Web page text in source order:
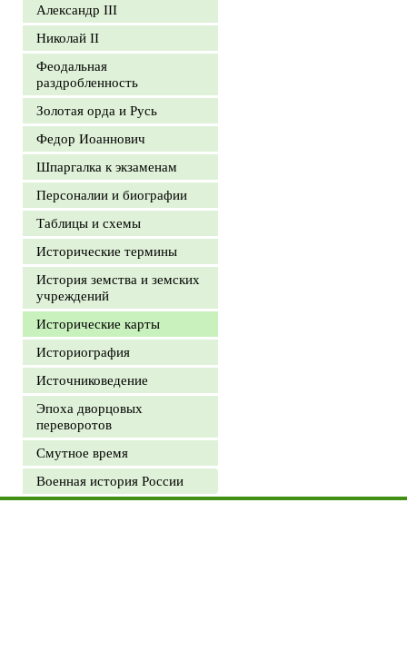
Александр III
Николай II
Феодальная
раздробленность
Золотая орда и Русь
Федор Иоаннович
Шпаргалка к экзаменам
Персоналии и биографии
Таблицы и схемы
Исторические термины
История земства и земских
учреждений
Исторические карты
Историография
Источниковедение
Эпоха дворцовых
переворотов
Смутное время
Военная история России